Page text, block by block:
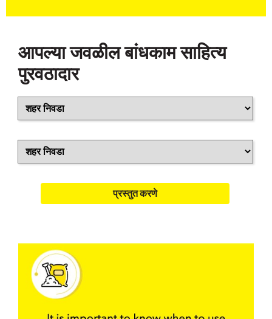
आपल्या जवळील बांधकाम साहित्य
पुरवठादार
प्रस्तुत करणे